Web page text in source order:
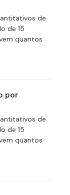
de
de 15
quantos
por
de
de 15
quantos